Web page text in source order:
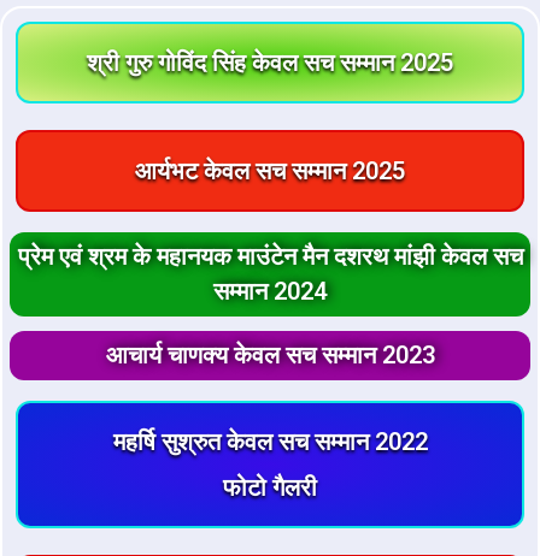
श्री गुरु गोविंद सिंह केवल सच सम्मान 2025
आर्यभट केवल सच सम्मान 2025
प्रेम एवं श्रम के महानयक माउंटेन मैन दशरथ मांझी केवल सच
सम्मान 2024
आचार्य चाणक्य केवल सच सम्मान 2023
महर्षि सुश्रुत केवल सच सम्मान 2022
फोटो गैलरी